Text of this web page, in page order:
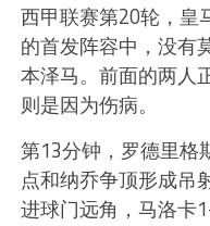
西甲联赛第20轮，皇
的首发阵容中，没有
本泽马。前面的两人
则是因为伤病。
第13分钟，罗德里格
点和纳乔争顶形成吊
进球门远角，马洛卡